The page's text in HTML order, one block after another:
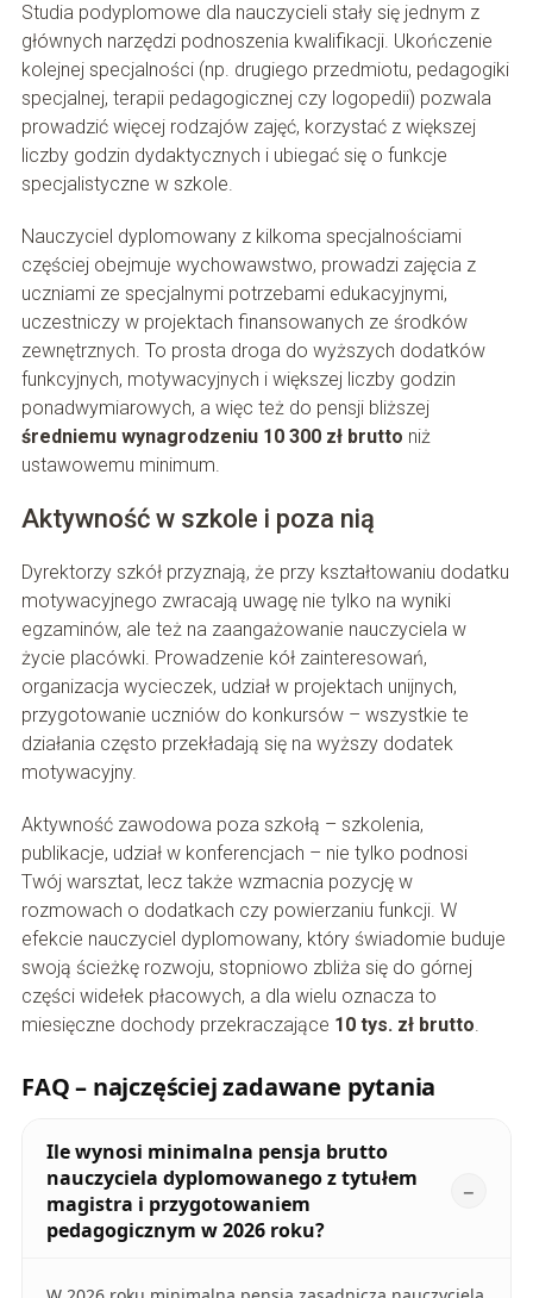
Studia podyplomowe dla nauczycieli stały się jednym z
głównych narzędzi podnoszenia kwalifikacji. Ukończenie
kolejnej specjalności (np. drugiego przedmiotu, pedagogiki
specjalnej, terapii pedagogicznej czy logopedii) pozwala
prowadzić więcej rodzajów zajęć, korzystać z większej
liczby godzin dydaktycznych i ubiegać się o funkcje
specjalistyczne w szkole.
Nauczyciel dyplomowany z kilkoma specjalnościami
częściej obejmuje wychowawstwo, prowadzi zajęcia z
uczniami ze specjalnymi potrzebami edukacyjnymi,
uczestniczy w projektach finansowanych ze środków
zewnętrznych. To prosta droga do wyższych dodatków
funkcyjnych, motywacyjnych i większej liczby godzin
ponadwymiarowych, a więc też do pensji bliższej
średniemu wynagrodzeniu 10 300 zł brutto niż
ustawowemu minimum.
Aktywność w szkole i poza nią
Dyrektorzy szkół przyznają, że przy kształtowaniu dodatku
motywacyjnego zwracają uwagę nie tylko na wyniki
egzaminów, ale też na zaangażowanie nauczyciela w
życie placówki. Prowadzenie kół zainteresowań,
organizacja wycieczek, udział w projektach unijnych,
przygotowanie uczniów do konkursów – wszystkie te
działania często przekładają się na wyższy dodatek
motywacyjny.
Aktywność zawodowa poza szkołą – szkolenia,
publikacje, udział w konferencjach – nie tylko podnosi
Twój warsztat, lecz także wzmacnia pozycję w
rozmowach o dodatkach czy powierzaniu funkcji. W
efekcie nauczyciel dyplomowany, który świadomie buduje
swoją ścieżkę rozwoju, stopniowo zbliża się do górnej
części widełek płacowych, a dla wielu oznacza to
miesięczne dochody przekraczające 10 tys. zł brutto.
FAQ – najczęściej zadawane pytania
Ile wynosi minimalna pensja brutto
nauczyciela dyplomowanego z tytułem
magistra i przygotowaniem
pedagogicznym w 2026 roku?